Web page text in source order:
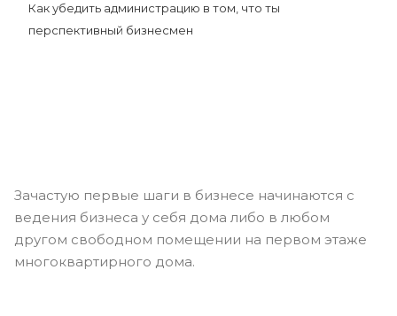
Как убедить администрацию в том, что ты
перспективный бизнесмен
Зачастую первые шаги в бизнесе начинаются с
ведения бизнеса у себя дома либо в любом
другом свободном помещении на первом этаже
многоквартирного дома.